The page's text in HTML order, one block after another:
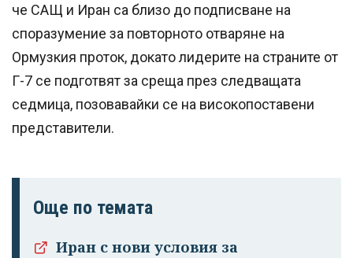
че САЩ и Иран са близо до подписване на
споразумение за повторното отваряне на
Ормузкия проток, докато лидерите на страните от
Г-7 се подготвят за среща през следващата
седмица, позовавайки се на високопоставени
представители.
Още по темата
Иран с нови условия за